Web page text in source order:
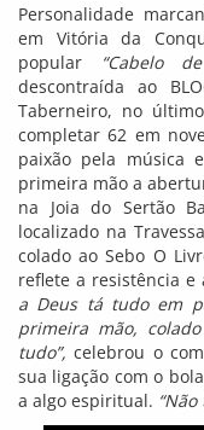
Personalidade
em Vitória da
popular “Cabelo
descontraída ao
Taberneiro, no
completar 62 em
paixão pela música
primeira mão a
na Joia do Sertão
localizado na
colado ao Sebo O
reflete a resistência
a Deus tá tudo em
primeira mão,
tudo”, celebrou o
sua ligação com o
a algo espiritual.